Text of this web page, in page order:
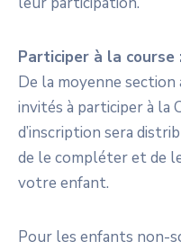
Participer à la course :
De la moyenne
invités à participer à la
d’inscription sera
de le compléter et de
votre enfant.
Pour les enfants non-